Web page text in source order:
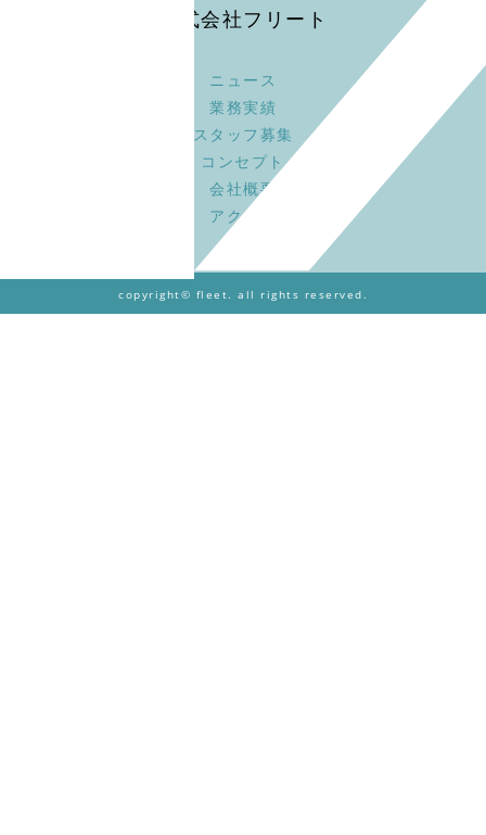
株式会社フリート
ニュース
業務実績
スタッフ募集
コンセプト
会社概要
アクセス
copyright© fleet. all rights reserved.